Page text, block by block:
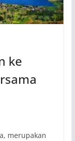
ke
merupakan